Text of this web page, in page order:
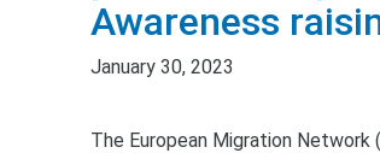
Awareness
January 30, 2023
The European Migration